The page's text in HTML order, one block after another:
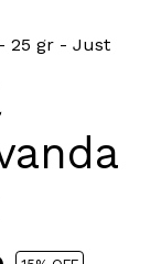
25 gr - Just